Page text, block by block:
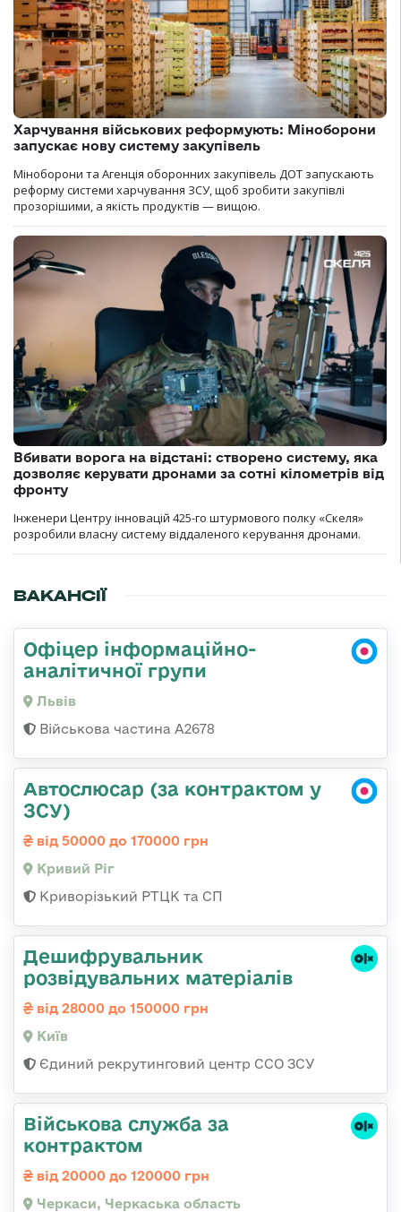
Харчування військових реформують: Міноборони
запускає нову систему закупівель
Міноборони та Агенція оборонних закупівель ДОТ запускають
реформу системи харчування ЗСУ, щоб зробити закупівлі
прозорішими, а якість продуктів — вищою.
Вбивати ворога на відстані: створено систему, яка
дозволяє керувати дронами за сотні кілометрів від
фронту
Інженери Центру інновацій 425-го штурмового полку «Скеля»
розробили власну систему віддаленого керування дронами.
ВАКАНСІЇ
Офіцер інформаційно-
аналітичної групи
Львів
Військова частина А2678
Автослюсар (за контрактом у
ЗСУ)
від 50000 до 170000 грн
Кривий Ріг
Криворізький РТЦК та СП
Дешифрувальник
розвідувальних матеріалів
від 28000 до 150000 грн
Київ
Єдиний рекрутинговий центр ССО ЗСУ
Військова служба за
контрактом
від 20000 до 120000 грн
Черкаси, Черкаська область